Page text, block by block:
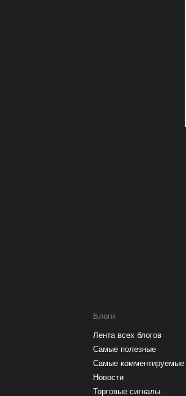
Блоги
Лента всех блогов
Самые полезные
Самые комментируемые
Новости
Торговые сигналы